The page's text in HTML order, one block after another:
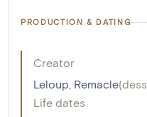
PRODUCTION & DATING
Creator
Leloup, Remacle(
Life dates